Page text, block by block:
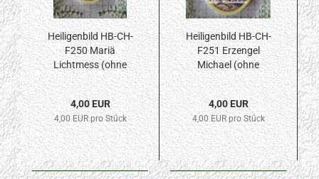
Heiligenbild HB-CH-
F250 Mariä
Lichtmess (ohne
Stickrand)
70x100mm
4,00 EUR
4,00 EUR pro Stück
Heiligenbild HB-CH-
F251 Erzengel
Michael (ohne
Stickrand)
70x100mm
4,00 EUR
4,00 EUR pro Stück